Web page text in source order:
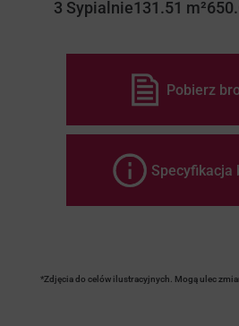
3 Sypialnie131.51 m²
Pobierz
Specyfikacja
*Zdjęcia do celów ilustracyjnych. Mogą ulec